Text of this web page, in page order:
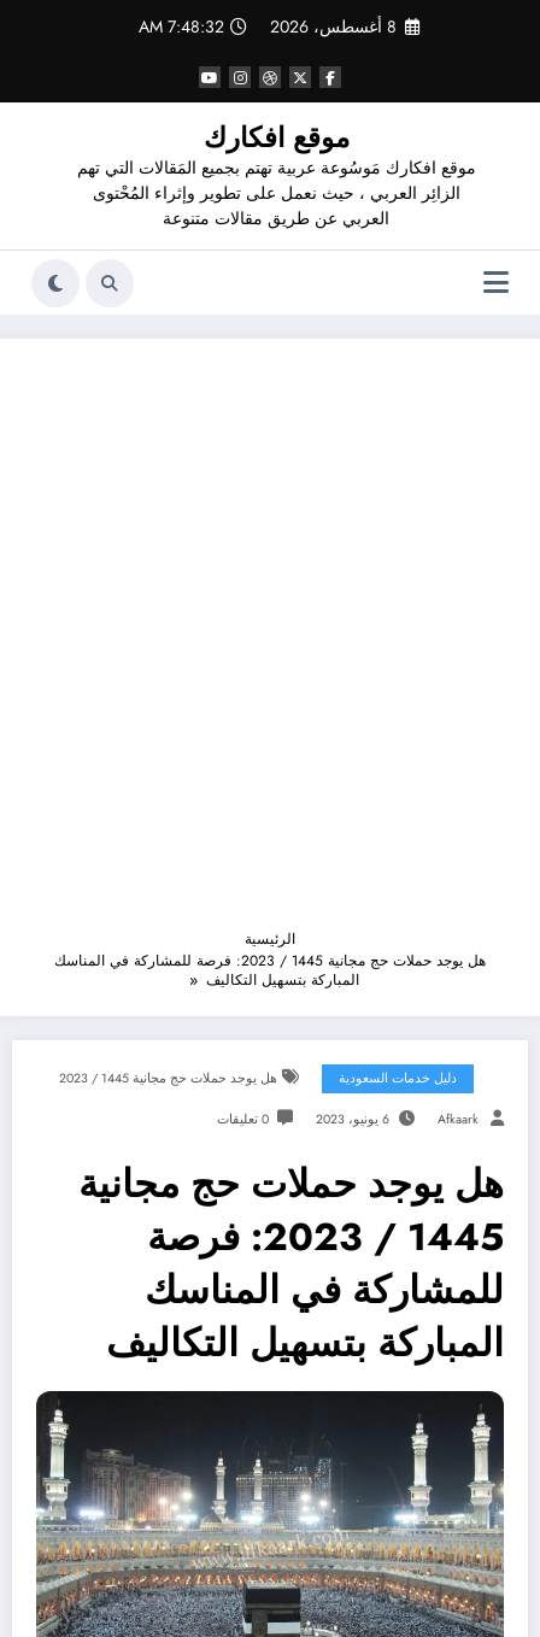
8 أغسطس، 2026 7:48:32 AM
موقع افكارك
موقع افكارك مَوسُوعة عربية تهتم بجميع المَقالات التي تهم
الزائِر العربي ، حيث نعمل على تطوير وإثراء المُحْتوى
العربي عن طريق مقالات متنوعة
الرئيسية
هل يوجد حملات حج مجانية 1445 / 2023: فرصة للمشاركة في المناسك
المباركة بتسهيل التكاليف
دليل خدمات السعودية هل يوجد حملات حج مجانية 1445 / 2023
Afkaark 6 يونيو، 2023 0 تعليقات
هل يوجد حملات حج مجانية
1445 / 2023: فرصة
للمشاركة في المناسك
المباركة بتسهيل التكاليف